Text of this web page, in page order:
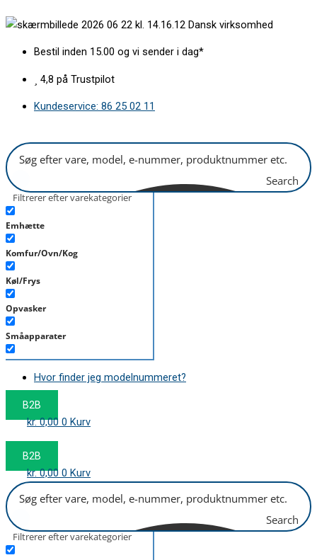
til
Dansk virksomhed
Bestil inden 15.00 og vi sender i dag*
4,8 på Trustpilot
Kundeservice: 86 25 02 11
Search
Filtrerer efter varekategorier
Emhætte
Komfur/Ovn/Kog
Køl/Frys
Opvasker
Småapparater
Støvsuger
Tørretumbler
Tilbehør/Plejemidler
Hvor finder jeg modelnummeret?
B2B
kr.0,00 0 Kurv
B2B
kr.0,00 0 Kurv
Search
Filtrerer efter varekategorier
50x65mm